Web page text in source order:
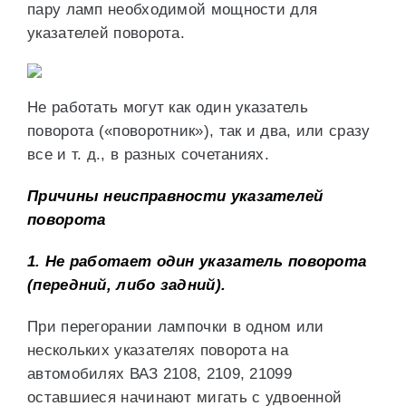
пару ламп необходимой мощности для
указателей поворота.
Не работать могут как один указатель
поворота («поворотник»), так и два, или сразу
все и т. д., в разных сочетаниях.
Причины неисправности указателей
поворота
1. Не работает один указатель поворота
(передний, либо задний).
При перегорании лампочки в одном или
нескольких указателях поворота на
автомобилях ВАЗ 2108, 2109, 21099
оставшиеся начинают мигать с удвоенной